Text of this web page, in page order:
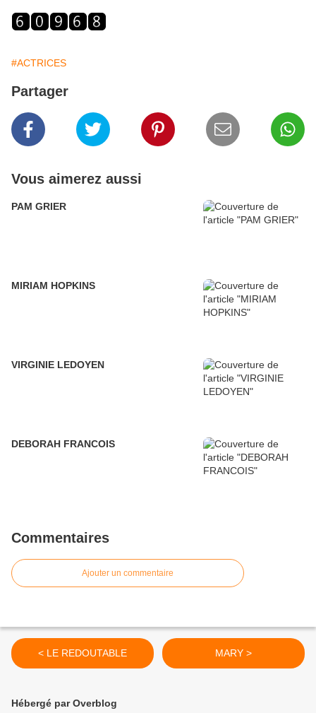
#ACTRICES
Partager
Vous aimerez aussi
PAM GRIER
MIRIAM HOPKINS
VIRGINIE LEDOYEN
DEBORAH FRANCOIS
Commentaires
Ajouter un commentaire
< LE REDOUTABLE MARY >
Hébergé par Overblog